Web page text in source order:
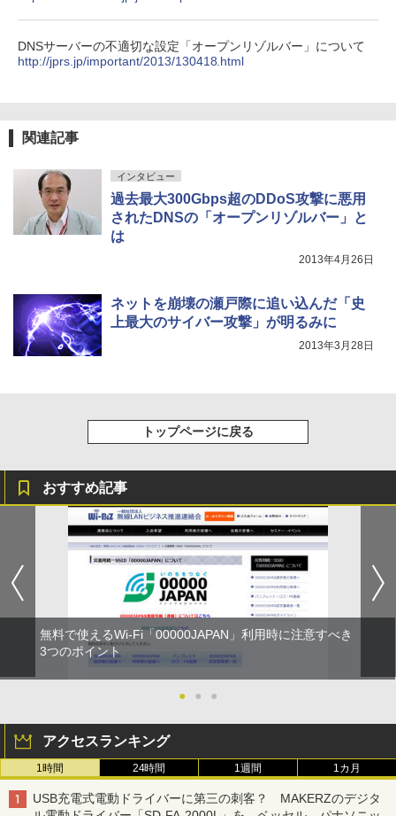
DNSサーバーの不適切な設定「オープンリゾルバー」について
http://jprs.jp/important/2013/130418.html
関連記事
インタビュー
過去最大300Gbps超のDDoS攻撃に悪用
されたDNSの「オープンリゾルバー」と
は
2013年4月26日
ネットを崩壊の瀬戸際に追い込んだ「史
上最大のサイバー攻撃」が明るみに
2013年3月28日
トップページに戻る
おすすめ記事
無料で使えるWi-Fi「00000JAPAN」利用時に注意すべき
3つのポイント
● ● ●
アクセスランキング
1時間 24時間 1週間 1カ月
USB充電式電動ドライバーに第三の刺客？ MAKERZのデジタ